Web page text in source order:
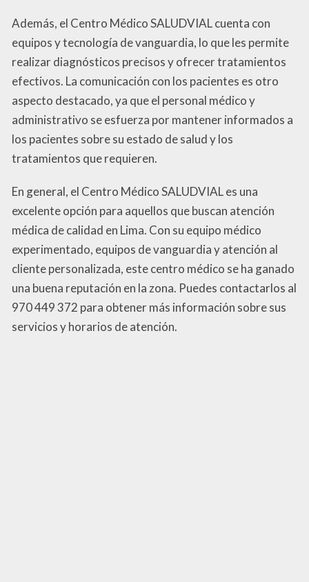
Además, el Centro Médico SALUDVIAL cuenta con
equipos y tecnología de vanguardia, lo que les permite
realizar diagnósticos precisos y ofrecer tratamientos
efectivos. La comunicación con los pacientes es otro
aspecto destacado, ya que el personal médico y
administrativo se esfuerza por mantener informados a
los pacientes sobre su estado de salud y los
tratamientos que requieren.
En general, el Centro Médico SALUDVIAL es una
excelente opción para aquellos que buscan atención
médica de calidad en Lima. Con su equipo médico
experimentado, equipos de vanguardia y atención al
cliente personalizada, este centro médico se ha ganado
una buena reputación en la zona. Puedes contactarlos al
970 449 372 para obtener más información sobre sus
servicios y horarios de atención.